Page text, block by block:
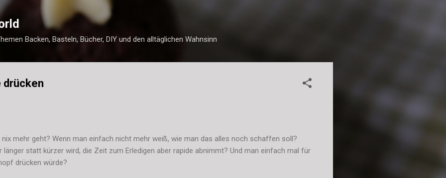
Direkt zum Hauptbereich
Backen, Basteln, Bücher, DIY und den alltäglichen Wahnsinn
drücken
mehr geht? Wenn man einfach nicht mehr weiß, wie man das alles noch schaffen soll?
länger statt kürzer wird, die Zeit zum Erledigen aber rapide abnimmt? Und man einfach mal für
drücken würde?